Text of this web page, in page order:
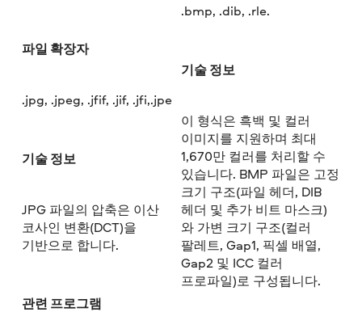
파일 확장자
.jpg, .jpeg, .jfif, .jif, .jfi,.jpe
기술 정보
JPG 파일의 압축은 이산
코사인 변환(DCT)을
기반으로 합니다.
관련 프로그램
.bmp, .dib, .rle.
기술 정보
이 형식은 흑백 및 컬러
이미지를 지원하며 최대
1,670만 컬러를 처리할 수
있습니다. BMP 파일은 고정
크기 구조(파일 헤더, DIB
헤더 및 추가 비트 마스크)
와 가변 크기 구조(컬러
팔레트, Gap1, 픽셀 배열,
Gap2 및 ICC 컬러
프로파일)로 구성됩니다.